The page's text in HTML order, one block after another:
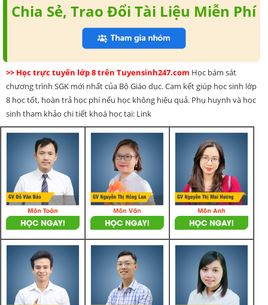
Chia Sẻ, Trao Đổi Tài Liệu Miễn Phí
>> Học trực tuyến lớp 8 trên Tuyensinh247.com Học bám sát
chương trình SGK mới nhất của Bộ Giáo dục. Cam kết giúp học sinh lớp
8 học tốt, hoàn trả học phí nếu học không hiệu quả. Phụ huynh và học
sinh tham khảo chi tiết khoá học tại: Link